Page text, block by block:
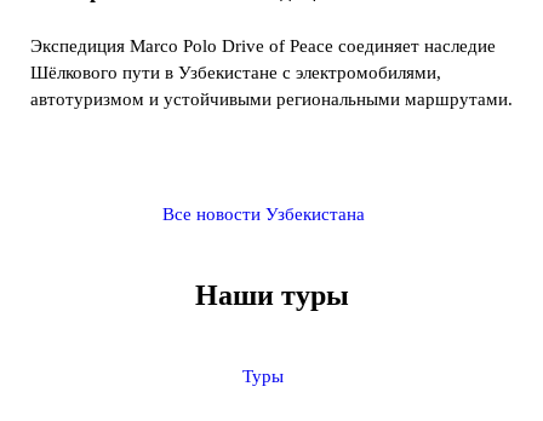
Экспедиция Marco Polo Drive of Peace соединяет наследие
Шёлкового пути в Узбекистане с электромобилями,
автотуризмом и устойчивыми региональными маршрутами.
Все новости Узбекистана
Наши туры
Туры